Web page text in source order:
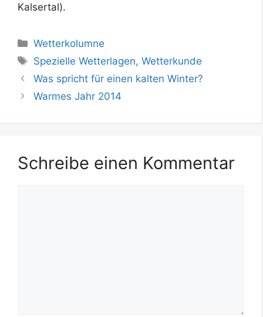
Kalsertal).
Kategorien
Wetterkolumne
Schlagwörter
Spezielle Wetterlagen,Wetterkunde
Was spricht für einen kalten Winter?
Warmes Jahr 2014
Schreibe einen Kommentar